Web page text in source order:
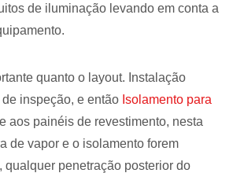
de iluminação levando em conta a
quanto o layout. Instalação
inspeção, e então Isolamento para
e aos painéis de revestimento, nesta
de vapor e o isolamento forem
qualquer penetração posterior do